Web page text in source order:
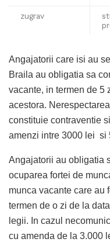
zugrav
Angajatorii care isi au
Braila au obligatia sa
vacante, in termen de 5
acestora.
constituie contraventie
amenzi intre 3000 lei si
Angajatorii au obligatia
ocuparea fortei de
munca vacante care au
termen de o zi de la
legii. In cazul
cu amenda de la 3.000